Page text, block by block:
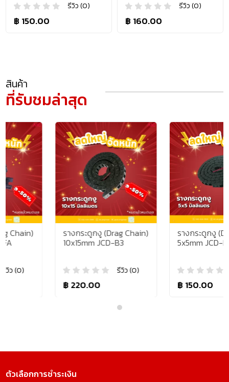
รีวิว (0)
฿ 150.00
รีวิว (0)
฿ 160.00
สินค้า
ที่รับชมล่าสุด
รางกระดูกงู (Drag Chain)
10x15mm JCD-B3
รีวิว (0)
รางกระดูกงู (Drag Chain)
5x5mm JCD-H1
รีวิว (0)
ตัวเลือกการชำระเงิน